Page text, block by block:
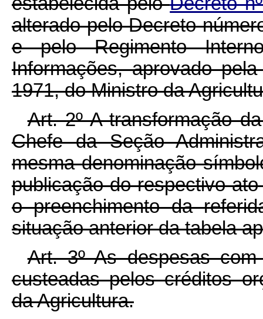
alterado pelo Decreto
e pelo Regimento
Informações, aprovado
1971, do Ministro da
Art. 2º A transformação
Chefe da Seção
mesma denominação
publicação do respectivo
o preenchimento da
situação anterior da tabela
Art. 3º As despesas
custeadas pelos créditos
da Agricultura.